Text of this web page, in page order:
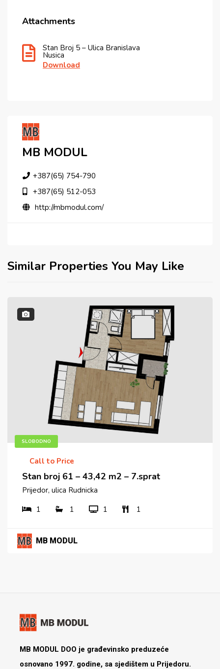
Attachments
Stan Broj 5 – Ulica Branislava
Nusica
Download
MB MODUL
+387(65) 754-790
+387(65) 512-053
http://mbmodul.com/
Similar Properties You May Like
SLOBODNO
Call to Price
Stan broj 61 – 43,42 m2 – 7.sprat
Prijedor, ulica Rudnicka
1
1 1 1
MB MODUL
MB MODUL DOO je građevinsko preduzeće
osnovano 1997. godine, sa sjedištem u Prijedoru.